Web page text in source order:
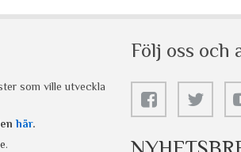
som ville utveckla
här.
.
Följ oss och